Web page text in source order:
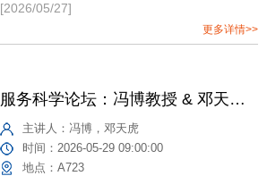
[2026/05/27]
更多详情>>
服务科学论坛：冯博教授 & 邓天虎教授 苏州大学商学院
主讲人： 冯博，邓天虎
时间： 2026-05-29 09:00:00
地点： A723